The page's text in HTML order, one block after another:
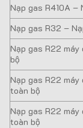
Nạp gas R410A –
Nạp gas R32 –
Nạp gas R22
bộ
Nạp gas R22
toàn bộ
Nạp gas R22
toàn bộ